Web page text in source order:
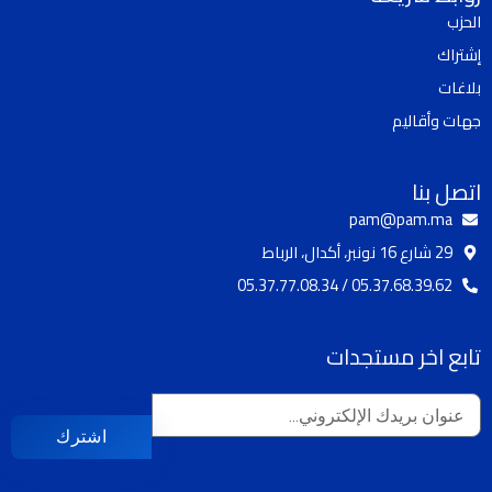
o
o
k
الحزب
إشتراك
بلاغات
جهات وأقاليم
اتصل بنا
pam@pam.ma
29 شارع 16 نونبر، أكدال، الرباط
05.37.68.39.62 / 05.37.77.08.34
تابع اخر مستجدات
اشترك